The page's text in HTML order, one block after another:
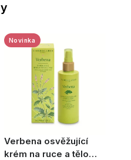
Verbena osvěžující
krém na ruce a tělo
Novinka